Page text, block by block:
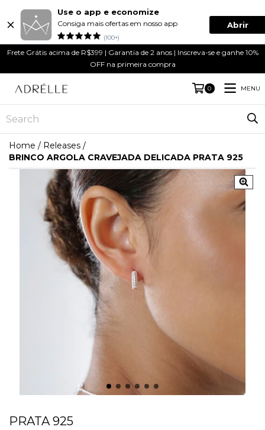
Use o app e economize
Consiga mais ofertas em nosso app
(100+)
Abrir
Frete Grátis acima de R$399 | Garantia de 2 anos | Inscreva-se e ganhe 10%
OFF na primeira compra
0 MENU
Home / Releases /
BRINCO ARGOLA CRAVEJADA DELICADA PRATA 925
PRATA 925